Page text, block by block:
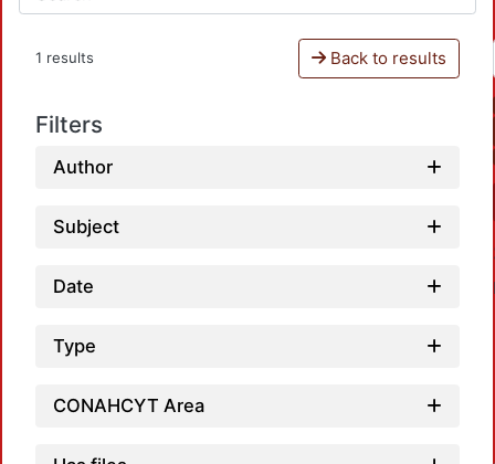
1 results Back to results
Filters
Author
Subject
Date
Type
CONAHCYT Area